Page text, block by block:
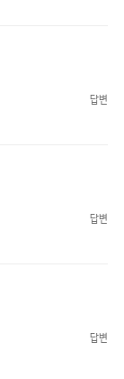
답변
답변
답변